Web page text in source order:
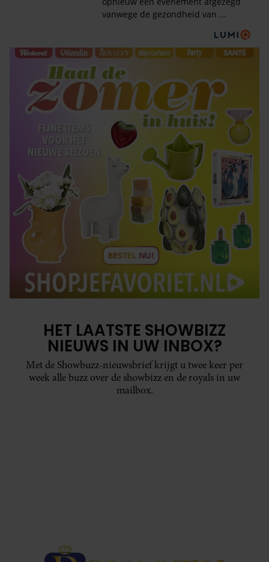
HET LAATSTE SHOWBIZZ
NIEUWS IN UW INBOX?
Met de Showbuzz-nieuwsbrief krijgt u twee keer per
week alle buzz over de showbizz en de royals in uw
mailbox.